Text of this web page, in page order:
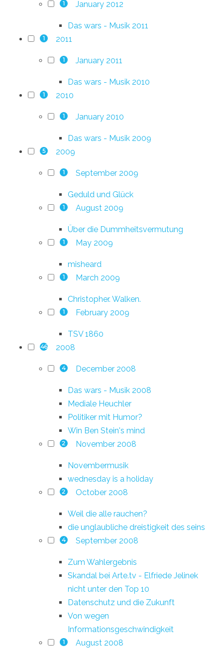
1 January 2012
Das wars - Musik 2011
1 2011
1 January 2011
Das wars - Musik 2010
1 2010
1 January 2010
Das wars - Musik 2009
5 2009
1 September 2009
Geduld und Glück
1 August 2009
Über die Dummheitsvermutung
1 May 2009
misheard
1 March 2009
Christopher. Walken.
1 February 2009
TSV 1860
46 2008
4 December 2008
Das wars - Musik 2008
Mediale Heuchler
Politiker mit Humor?
Win Ben Stein's mind
2 November 2008
Novembermusik
wednesday is a holiday
2 October 2008
Weil die alle rauchen?
die unglaubliche dreistigkeit des seins
4 September 2008
Zum Wahlergebnis
Skandal bei Arte.tv - Elfriede Jelinek
nicht unter den Top 10
Datenschutz und die Zukunft
Von wegen
Informationsgeschwindigkeit
1 August 2008